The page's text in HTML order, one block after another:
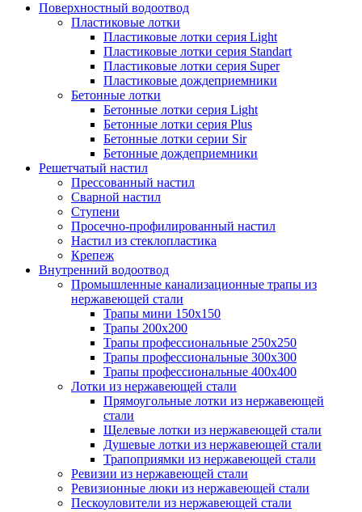
Поверхностный водоотвод
Пластиковые лотки
Пластиковые лотки серия Light
Пластиковые лотки серия Standart
Пластиковые лотки серия Super
Пластиковые дождеприемники
Бетонные лотки
Бетонные лотки серия Light
Бетонные лотки серия Plus
Бетонные лотки серии Sir
Бетонные дождеприемники
Решетчатый настил
Прессованный настил
Сварной настил
Ступени
Просечно-профилированный настил
Настил из стеклопластика
Крепеж
Внутренний водоотвод
Промышленные канализационные трапы из
нержавеющей стали
Трапы мини 150х150
Трапы 200х200
Трапы профессиональные 250х250
Трапы профессиональные 300х300
Трапы профессиональные 400х400
Лотки из нержавеющей стали
Прямоугольные лотки из нержавеющей
стали
Щелевые лотки из нержавеющей стали
Душевые лотки из нержавеющей стали
Трапоприямки из нержавеющей стали
Ревизии из нержавеющей стали
Ревизионные люки из нержавеющей стали
Пескоуловители из нержавеющей стали